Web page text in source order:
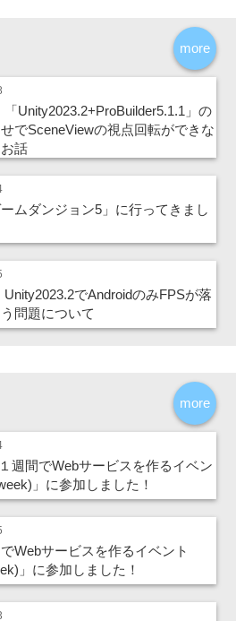
more
「Unity2023.2+ProBuilder5.1.1」の
でSceneViewの視点回転ができな
話
ームダンジョン5」に行ってきまし
Unity2023.2でAndroidのみFPSが落
問題について
more
１週間でWebサービスを作るイベン
」に参加しました！
でWebサービスを作るイベント
」に参加しました！